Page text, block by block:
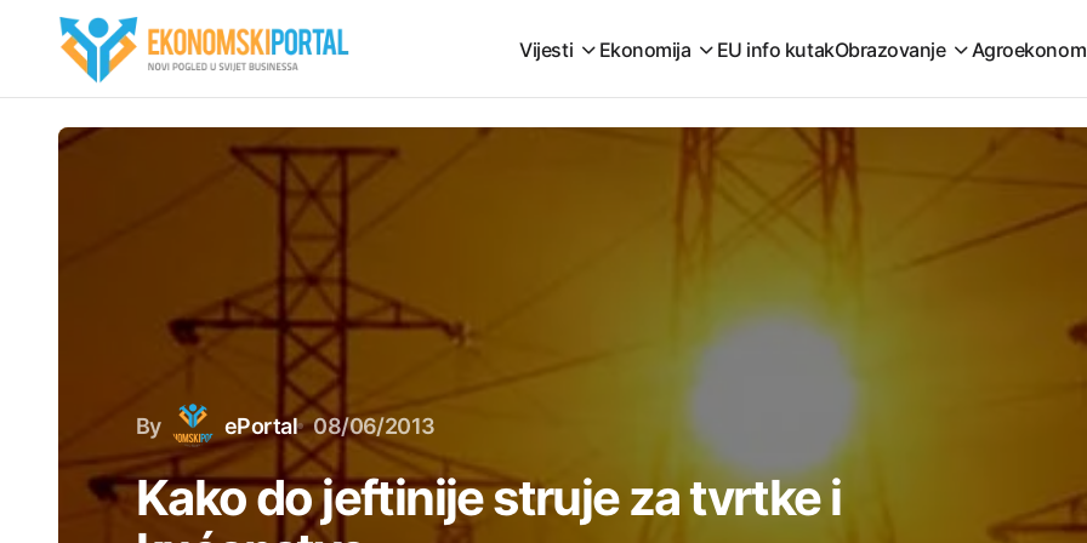
Vijesti Ekonomija EU info kutakObrazovanje
By ePortal 08/06/2013
Kako do jeftinije struje za tvrtke i